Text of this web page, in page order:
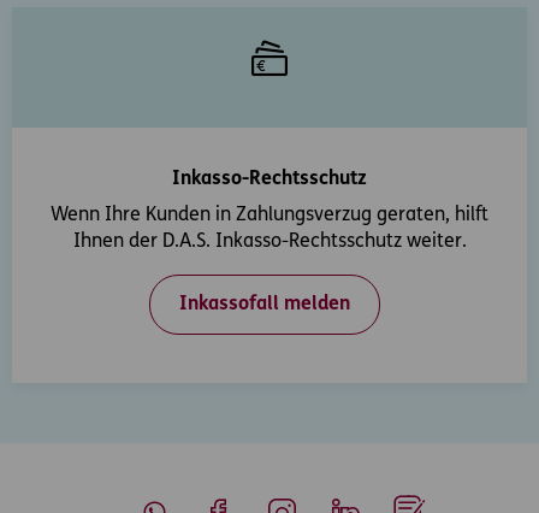
Inkasso-Rechtsschutz
Wenn Ihre Kunden in Zahlungsverzug geraten, hilft
Ihnen der D.A.S. Inkasso-Rechtsschutz weiter.
Inkassofall melden